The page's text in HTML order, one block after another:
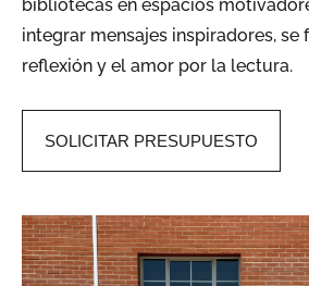
bibliotecas en espacios
integrar mensajes inspiradores, se
reflexión y el amor por la lectura.
SOLICITAR PRESUPUESTO